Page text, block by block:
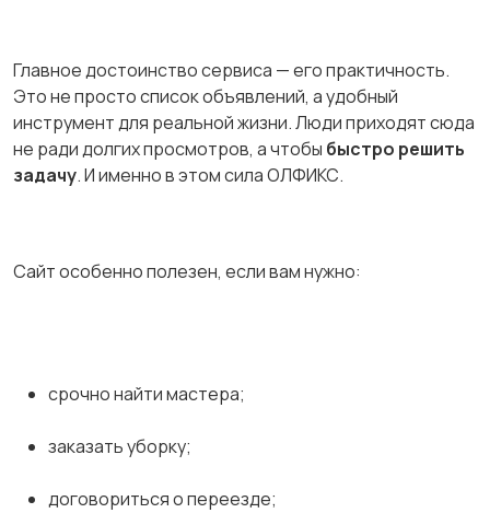
Главное достоинство сервиса — его практичность.
Это не просто список объявлений, а удобный
инструмент для реальной жизни. Люди приходят сюда
не ради долгих просмотров, а чтобы быстро решить
задачу. И именно в этом сила ОЛФИКС.
Сайт особенно полезен, если вам нужно:
срочно найти мастера;
заказать уборку;
договориться о переезде;